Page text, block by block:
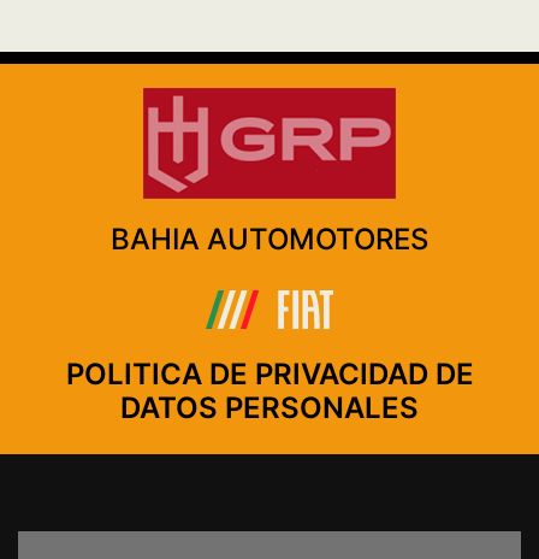
BAHIA AUTOMOTORES
POLITICA DE PRIVACIDAD DE
DATOS PERSONALES